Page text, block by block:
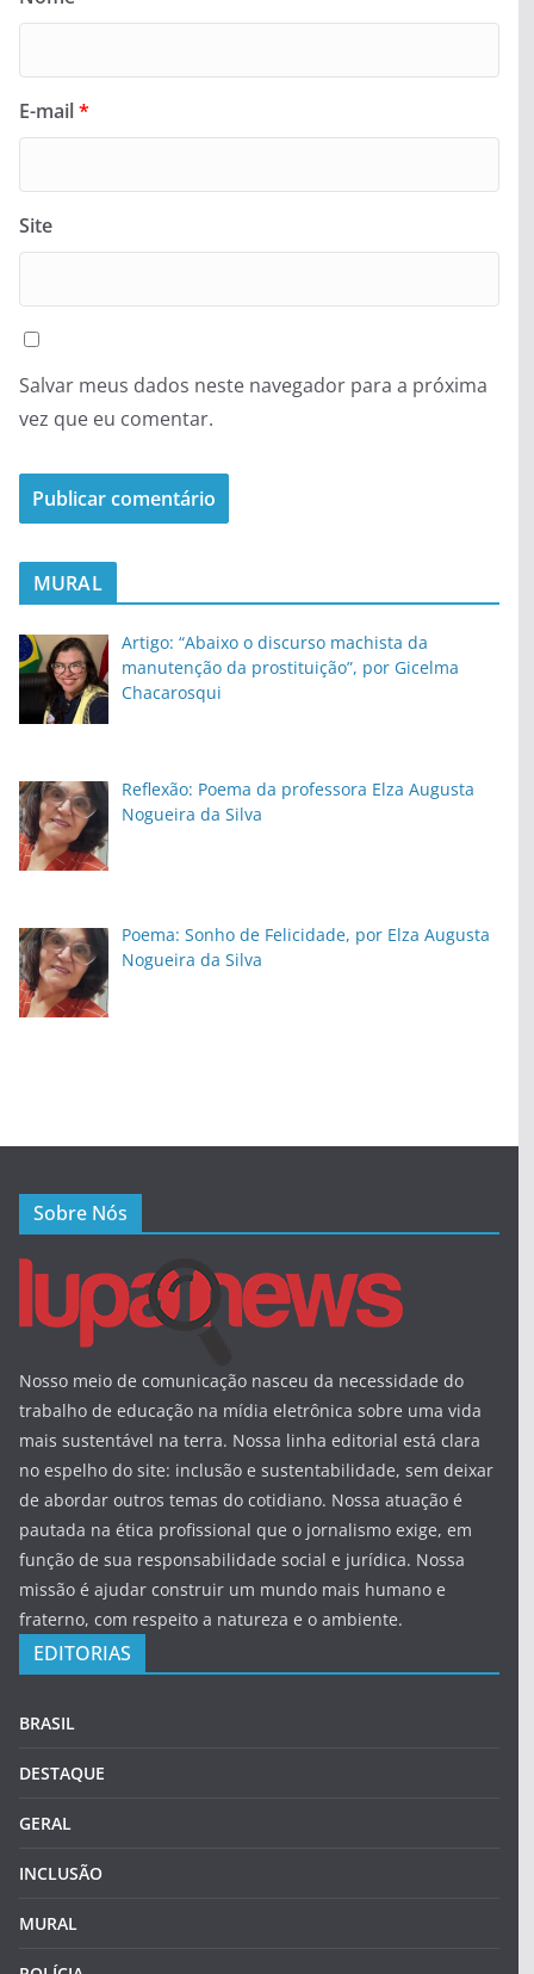
E-mail*
Site
Salvar meus dados neste navegador para a próxima
vez que eu comentar.
MURAL
Artigo: “Abaixo o discurso machista da
manutenção da prostituição”, por Gicelma
Chacarosqui
Reflexão: Poema da professora Elza Augusta
Nogueira da Silva
Poema: Sonho de Felicidade, por Elza Augusta
Nogueira da Silva
Sobre Nós
Nosso meio de comunicação nasceu da necessidade do
trabalho de educação na mídia eletrônica sobre uma vida
mais sustentável na terra. Nossa linha editorial está clara
no espelho do site: inclusão e sustentabilidade, sem deixar
de abordar outros temas do cotidiano. Nossa atuação é
pautada na ética profissional que o jornalismo exige, em
função de sua responsabilidade social e jurídica. Nossa
missão é ajudar construir um mundo mais humano e
fraterno, com respeito a natureza e o ambiente.
EDITORIAS
BRASIL
DESTAQUE
GERAL
INCLUSÃO
MURAL